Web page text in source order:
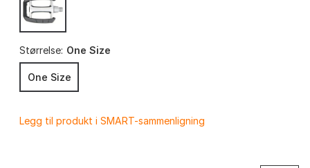
Størrelse: One Size
One Size
Legg til produkt i SMART-sammenligning